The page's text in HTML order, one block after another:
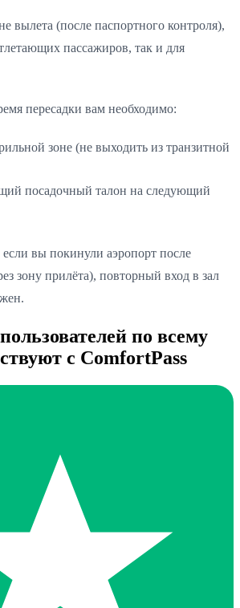
вылета (после паспортного контроля),
пассажиров, так и для
пересадки вам необходимо:
зоне (не выходить из транзитной
посадочный талон на следующий
вы покинули аэропорт после
зону прилёта), повторный вход в зал
по всему
с ComfortPass